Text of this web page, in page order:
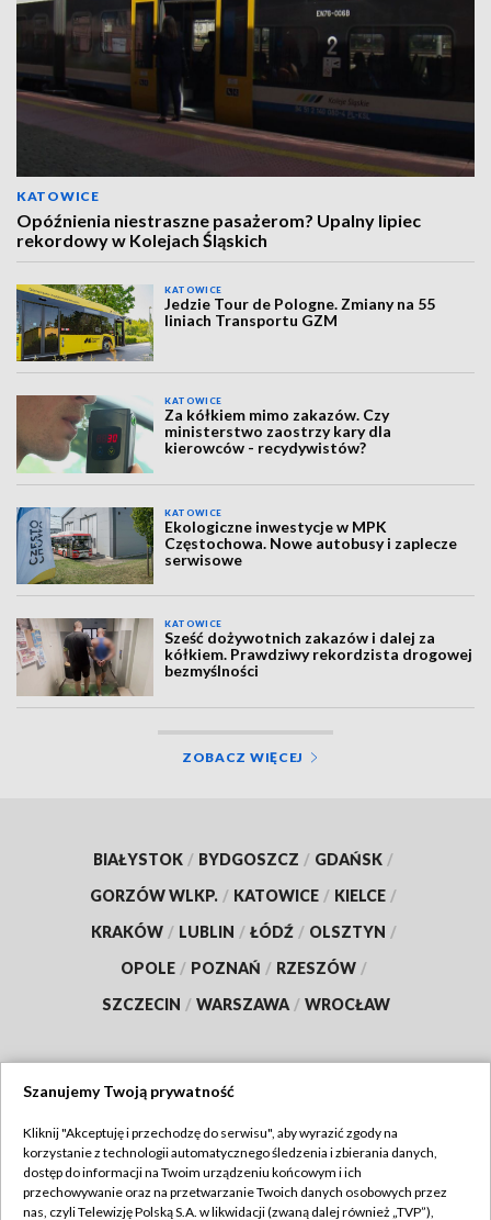
KATOWICE
Opóźnienia niestraszne pasażerom? Upalny lipiec
rekordowy w Kolejach Śląskich
KATOWICE
Jedzie Tour de Pologne. Zmiany na 55
liniach Transportu GZM
KATOWICE
Za kółkiem mimo zakazów. Czy
ministerstwo zaostrzy kary dla
kierowców - recydywistów?
KATOWICE
Ekologiczne inwestycje w MPK
Częstochowa. Nowe autobusy i zaplecze
serwisowe
KATOWICE
Sześć dożywotnich zakazów i dalej za
kółkiem. Prawdziwy rekordzista drogowej
bezmyślności
ZOBACZ WIĘCEJ
BIAŁYSTOK / BYDGOSZCZ / GDAŃSK /
GORZÓW WLKP. / KATOWICE / KIELCE /
KRAKÓW / LUBLIN / ŁÓDŹ / OLSZTYN /
OPOLE / POZNAŃ / RZESZÓW /
SZCZECIN / WARSZAWA / WROCŁAW
TVP
Abonament TVP
Regulamin TVP
Szanujemy Twoją prywatność
Kliknij "Akceptuję i przechodzę do serwisu", aby wyrazić zgody na
korzystanie z technologii automatycznego śledzenia i zbierania danych,
dostęp do informacji na Twoim urządzeniu końcowym i ich
przechowywanie oraz na przetwarzanie Twoich danych osobowych przez
nas, czyli Telewizję Polską S.A. w likwidacji (zwaną dalej również „TVP”),